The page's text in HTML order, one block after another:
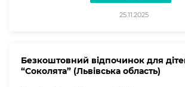
25.11.2025
Безкоштовний відпочинок для
“Соколята” (Львівська область)